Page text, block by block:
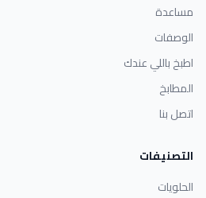
مساعدة
الوصفات
اطبخ باللي عندك
المطابخ
اتصل بنا
التصنيفات
الحلويات